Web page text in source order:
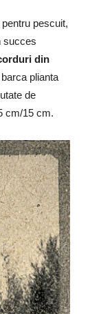
pescuit,
succes
din
plianta
de
cm/15 cm.